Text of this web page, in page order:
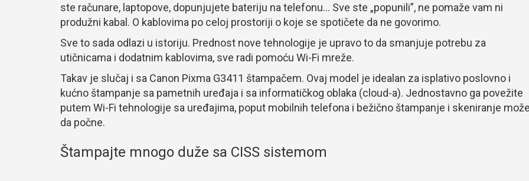
ste računare, laptopove, dopunjujete bateriju na telefonu… Sve ste „popunili”, ne pomaže vam ni
produžni kabal. O kablovima po celoj prostoriji o koje se spotičete da ne govorimo.
Sve to sada odlazi u istoriju. Prednost nove tehnologije je upravo to da smanjuje potrebu za
utičnicama i dodatnim kablovima, sve radi pomoću Wi-Fi mreže.
Takav je slučaj i sa Canon Pixma G3411 štampačem. Ovaj model je idealan za isplativo poslovno i
kućno štampanje sa pametnih uređaja i sa informatičkog oblaka (cloud-a). Jednostavno ga povežite
putem Wi-Fi tehnologije sa uređajima, poput mobilnih telefona i bežično štampanje i skeniranje
da počne.
Štampajte mnogo duže sa CISS sistemom